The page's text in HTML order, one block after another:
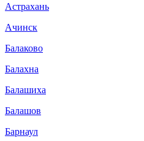
Астрахань
Ачинск
Балаково
Балахна
Балашиха
Балашов
Барнаул